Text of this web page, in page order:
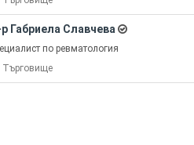
Габриела Славчева
по ревматология
Търговище